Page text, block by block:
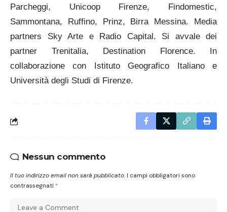
Parcheggi, Unicoop Firenze, Findomestic,
Sammontana, Ruffino, Prinz, Birra Messina. Media
partners Sky Arte e Radio Capital. Si avvale dei
partner Trenitalia, Destination Florence. In
collaborazione con Istituto Geografico Italiano e
Università degli Studi di Firenze.
Nessun commento
Il tuo indirizzo email non sarà pubblicato. I campi obbligatori sono
contrassegnati *